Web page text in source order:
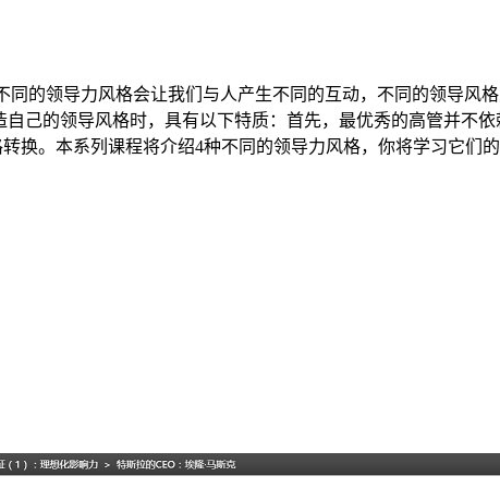
的领导力风格会让我们与人产生不同的互动，不同的领导风
己的领导风格时，具有以下特质：首先，最优秀的高管并不
换。本系列课程将介绍4种不同的领导力风格，你将学习它们